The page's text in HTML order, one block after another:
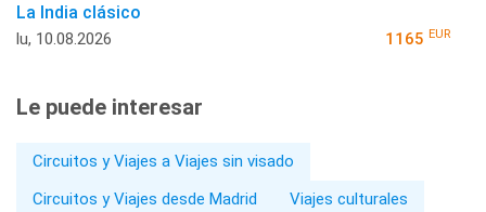
La India clásico
lu, 10.08.2026 1165 EUR
Le puede interesar
Circuitos y Viajes a Viajes sin visado
Circuitos y Viajes desde Madrid
Viajes culturales